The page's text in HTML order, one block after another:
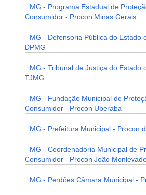
MG - Programa Estadual de
Consumidor - Procon Minas Gerais
MG - Defensoria Pública do Estado
DPMG
MG - Tribunal de Justiça do Estado
TJMG
MG - Fundação Municipal de
Consumidor - Procon Uberaba
MG - Prefeitura Municipal - Procon
MG - Coordenadoria Municipal de
Consumidor - Procon João
MG - Perdões Câmara Municipal -